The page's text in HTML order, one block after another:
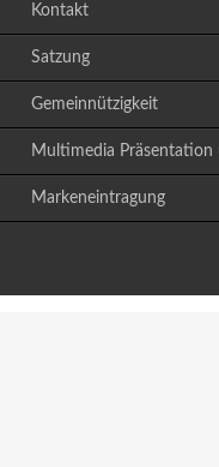
Kontakt
Satzung
Gemeinnützigkeit
Multimedia Präsentation
Markeneintragung